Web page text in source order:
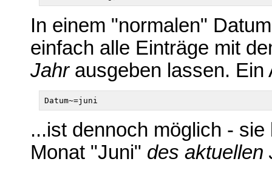
In einem "normalen"
einfach alle Einträge mit
Jahrausgeben lassen. Ein
...ist dennoch möglich -
Monat "Juni" des aktuellen